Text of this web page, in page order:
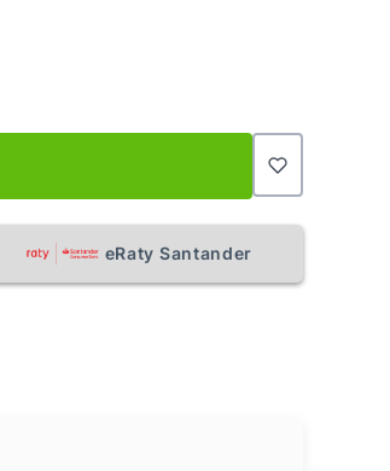
eRaty Santander